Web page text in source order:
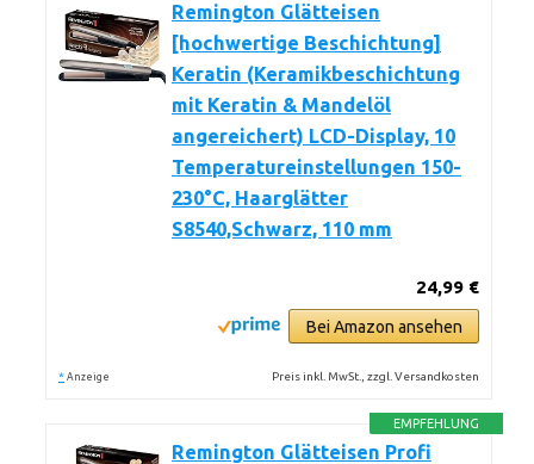
Remington Glätteisen
[hochwertige Beschichtung]
Keratin (Keramikbeschichtung
mit Keratin & Mandelöl
angereichert) LCD-Display, 10
Temperatureinstellungen 150-
230°C, Haarglätter
S8540,Schwarz, 110 mm
24,99 €
Bei Amazon ansehen
* Anzeige Preis inkl. MwSt., zzgl. Versandkosten
EMPFEHLUNG
Remington Glätteisen Profi